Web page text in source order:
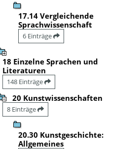
17.14 Vergleichende
Sprachwissenschaft
6 Einträge
18 Einzelne Sprachen und
Literaturen
148 Einträge
20 Kunstwissenschaften
8 Einträge
20.30 Kunstgeschichte:
Allgemeines